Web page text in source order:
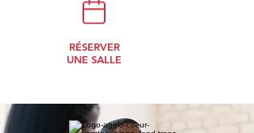
RÉSERVER
UNE SALLE